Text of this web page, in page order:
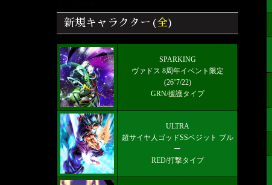
【ドラゴンボールレジェンズ】全キャ
ラクター画像リスト＆絞り込み検索
ULTRA 超サイヤ人ゴッドSSベジット
RED赤属性 レベル5000フルブースト
限界突破★7+
好きなキャラから選ぶチーム編成【パ
ーティー】
ULTRA!!-超サイヤ人ゴッドSSベジッ
ト
新規キャラクター(全)
SPARKING
ヴァドス 8周年イベント限定
(26’7/22)
GRN/援護タイプ
ULTRA
超サイヤ人ゴッドSSベジット ブル
ー
RED/打撃タイプ